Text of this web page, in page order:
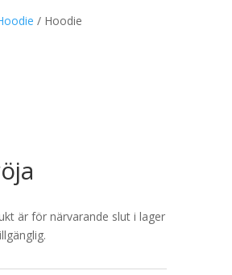
/ Hoodie
är för närvarande slut i lager